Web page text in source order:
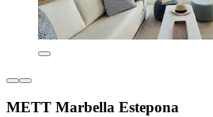
METT Marbella Estepona